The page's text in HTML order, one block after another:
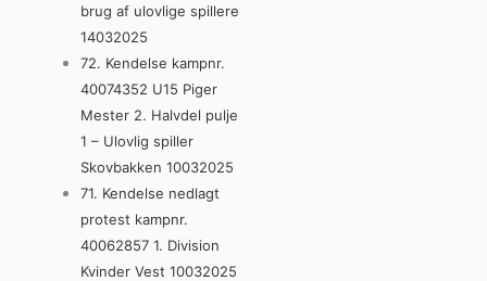
brug af ulovlige spillere
14032025
72. Kendelse kampnr.
40074352 U15 Piger
Mester 2. Halvdel pulje
1 – Ulovlig spiller
Skovbakken 10032025
71. Kendelse nedlagt
protest kampnr.
40062857 1. Division
Kvinder Vest 10032025